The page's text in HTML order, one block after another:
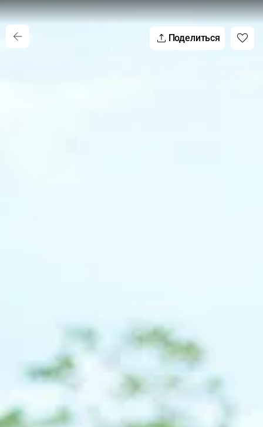
Поделиться